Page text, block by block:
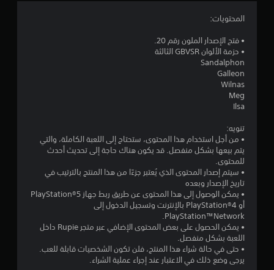
المحتويات:
• فتح الإصدار الملون رقم 20.
• حزمة الألوان GBVSR الثالثة
Sandalphon
Galleon
Wilnas
Meg
Ilsa
تنويه:
• من أجل استخدام هذا المحتوى، ستحتاج إلى اللعبة الكاملة، والتي
يتم بيعها بشكل منفصل. قد يكون هناك حاجة إلى تحديث أحدث
للمحتوى.
• سيتم إصدار المحتوى الذي يُعتبر جزءًا من هذا المنتج بالترتيب في
تاريخ الإصدار وبعده
• يمكن الوصول إلى هذا المحتوى عن طريق ربط جهاز PlayStation®5
أو PlayStation®4 بالإنترنت وتسجيل الدخول إلى
PlayStation™Network.
• يمكن الحصول على بعض المحتوى الإضافي عبر متجر Rupie داخل
اللعبة بشكل منفصل.
• حتى في حالة شراء هذا المنتج، فلن تكون الشخصيات قابلة للعب.
يرجى وضع ذلك في الاعتبار عند إجراء عملية الشراء.